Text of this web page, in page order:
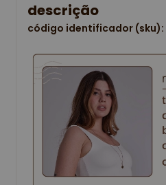
descrição
código identificador (sku):